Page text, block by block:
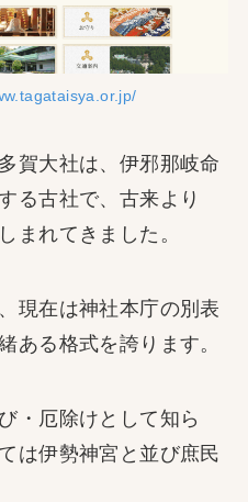
賀大社は、伊邪那岐命
る古社で、古来より
まれてきました。
現在は神社本庁の別表
ある格式を誇ります。
・厄除けとして知ら
は伊勢神宮と並び庶民